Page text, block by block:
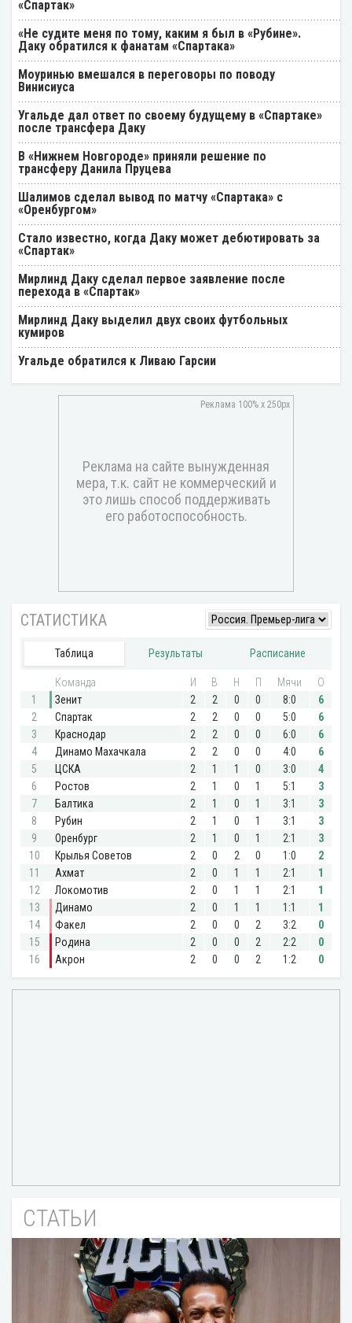
«Спартак»
«Не судите меня по тому, каким я был в «Рубине».
Даку обратился к фанатам «Спартака»
Моуринью вмешался в переговоры по поводу
Винисиуса
Угальде дал ответ по своему будущему в «Спартаке»
после трансфера Даку
В «Нижнем Новгороде» приняли решение по
трансферу Данила Пруцева
Шалимов сделал вывод по матчу «Спартака» с
«Оренбургом»
Стало известно, когда Даку может дебютировать за
«Спартак»
Мирлинд Даку сделал первое заявление после
перехода в «Спартак»
Мирлинд Даку выделил двух своих футбольных
кумиров
Угальде обратился к Ливаю Гарсии
СТАТЬИ